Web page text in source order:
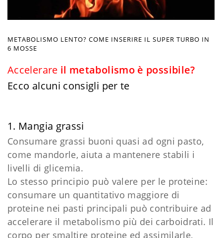
METABOLISMO LENTO? COME INSERIRE IL SUPER TURBO IN
6 MOSSE
Accelerare il metabolismo è possibile?
Ecco alcuni consigli per te
1. Mangia grassi
Consumare grassi buoni quasi ad ogni pasto,
come mandorle, aiuta a mantenere stabili i
livelli di glicemia.
Lo stesso principio può valere per le proteine:
consumare un quantitativo maggiore di
proteine nei pasti principali può contribuire ad
accelerare il metabolismo più dei carboidrati. Il
corpo per smaltire proteine ed assimilarle,